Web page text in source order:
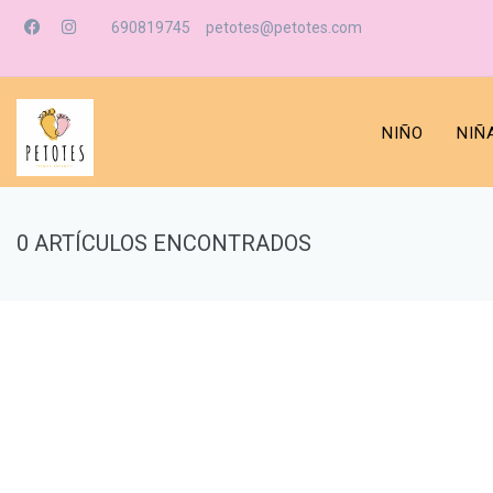
690819745 petotes@petotes.com
NIÑO
0 ARTÍCULOS ENCONTRADOS